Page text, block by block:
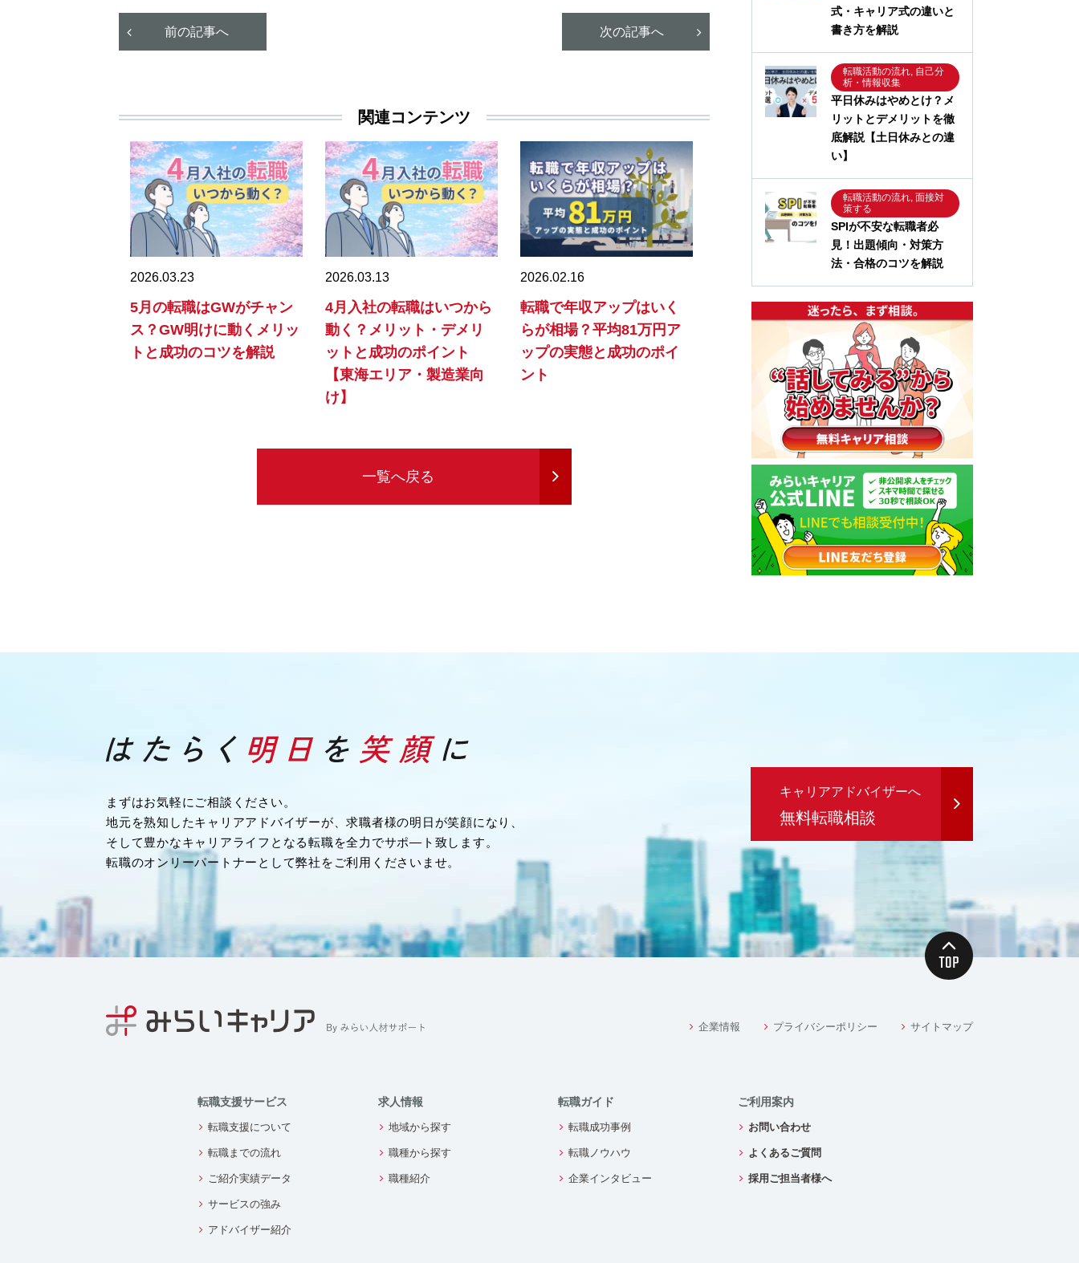
前の記事へ 次の記事へ
関連コンテンツ
2026.03.23
5月の転職はGWがチャン
ス？GW明けに動くメリッ
トと成功のコツを解説
2026.03.13
4月入社の転職はいつから
動く？メリット・デメリ
ットと成功のポイント
【東海エリア・製造業向
け】
2026.02.16
転職で年収アップはいく
らが相場？平均81万円ア
ップの実態と成功のポイ
ント
一覧へ戻る
式・キャリア式の違いと
書き方を解説
転職活動の流れ, 自己分
析・情報収集
平日休みはやめとけ？メ
リットとデメリットを徹
底解説【土日休みとの違
い】
転職活動の流れ, 面接対
策する
SPIが不安な転職者必
見！出題傾向・対策方
法・合格のコツを解説
まずはお気軽にご相談ください。
地元を熟知したキャリアアドバイザーが、求職者様の明日が笑顔になり、
そして豊かなキャリアライフとなる転職を全力でサポ―ト致します。
転職のオンリーパートナーとして弊社をご利用くださいませ。
キャリアアドバイザーへ
無料転職相談
企業情報 プライバシーポリシー サイトマップ
転職支援サービス
転職支援について
転職までの流れ
ご紹介実績データ
サービスの強み
アドバイザー紹介
求人情報
地域から探す
職種から探す
職種紹介
転職ガイド
転職成功事例
転職ノウハウ
企業インタビュー
ご利用案内
お問い合わせ
よくあるご質問
採用ご担当者様へ